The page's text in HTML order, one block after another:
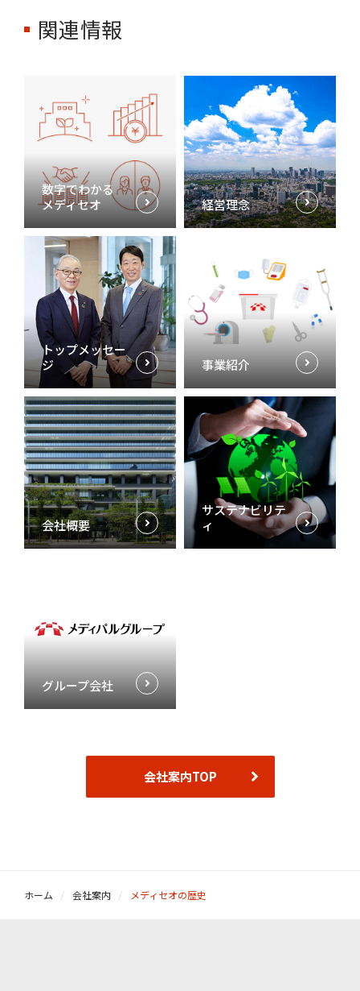
関連情報
数字でわかる
メディセオ
経営理念
トップメッセー
ジ
事業紹介
会社概要
サステナビリテ
ィ
グループ会社
会社案内TOP
ホーム 会社案内 メディセオの歴史